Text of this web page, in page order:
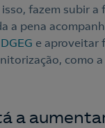
fazem subir
a pena
e aproveitar
como
a